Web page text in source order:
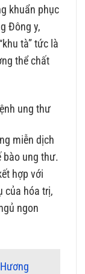
khuẩn phục
Đông y,
tà” tức là
thể chất
ung thư
miễn dịch
bào ung thư.
hợp với
của hóa trị,
ngon